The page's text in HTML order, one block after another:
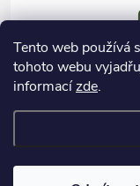
Tento web používá
tohoto webu
informacízde.
https://